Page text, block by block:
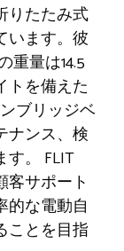
りたたみ式
います。彼
重量は14.5
トを備えた
ブリッジベ
ナンス、検
。 FLIT
サポート
的な電動自
ことを目指